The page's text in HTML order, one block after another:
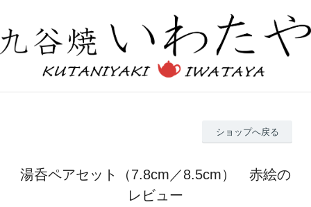
ショップへ戻る
湯呑ペアセット（7.8cm／8.5cm） 赤絵の
レビュー